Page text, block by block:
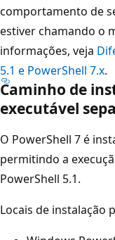
comportamento de
estiver chamando o
informações, veja
5.1 e PowerShell 7.x.
Caminho de
executável
O PowerShell 7 é
permitindo a
PowerShell 5.1.
Locais de instalação